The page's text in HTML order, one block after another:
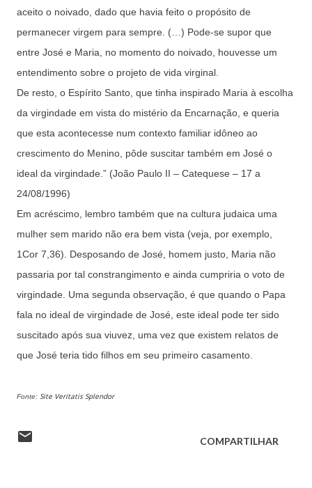
aceito o noivado, dado que havia feito o propósito de
permanecer virgem para sempre. (…) Pode-se supor que
entre José e Maria, no momento do noivado, houvesse um
entendimento sobre o projeto de vida virginal.
De resto, o Espírito Santo, que tinha inspirado Maria à escolha
da virgindade em vista do mistério da Encarnação, e queria
que esta acontecesse num contexto familiar idôneo ao
crescimento do Menino, pôde suscitar também em José o
ideal da virgindade.” (João Paulo II – Catequese – 17 a
24/08/1996)
Em acréscimo, lembro também que na cultura judaica uma
mulher sem marido não era bem vista (veja, por exemplo,
1Cor 7,36). Desposando de José, homem justo, Maria não
passaria por tal constrangimento e ainda cumpriria o voto de
virgindade. Uma segunda observação, é que quando o Papa
fala no ideal de virgindade de José, este ideal pode ter sido
suscitado após sua viuvez, uma vez que existem relatos de
que José teria tido filhos em seu primeiro casamento.
Fonte: Site Veritatis Splendor
COMPARTILHAR